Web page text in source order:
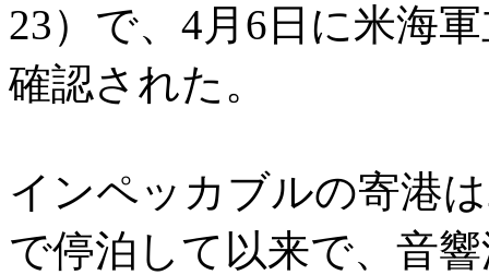
23）で、4月6日に米海
確認された。
インペッカブルの寄港
で停泊して以来で、音